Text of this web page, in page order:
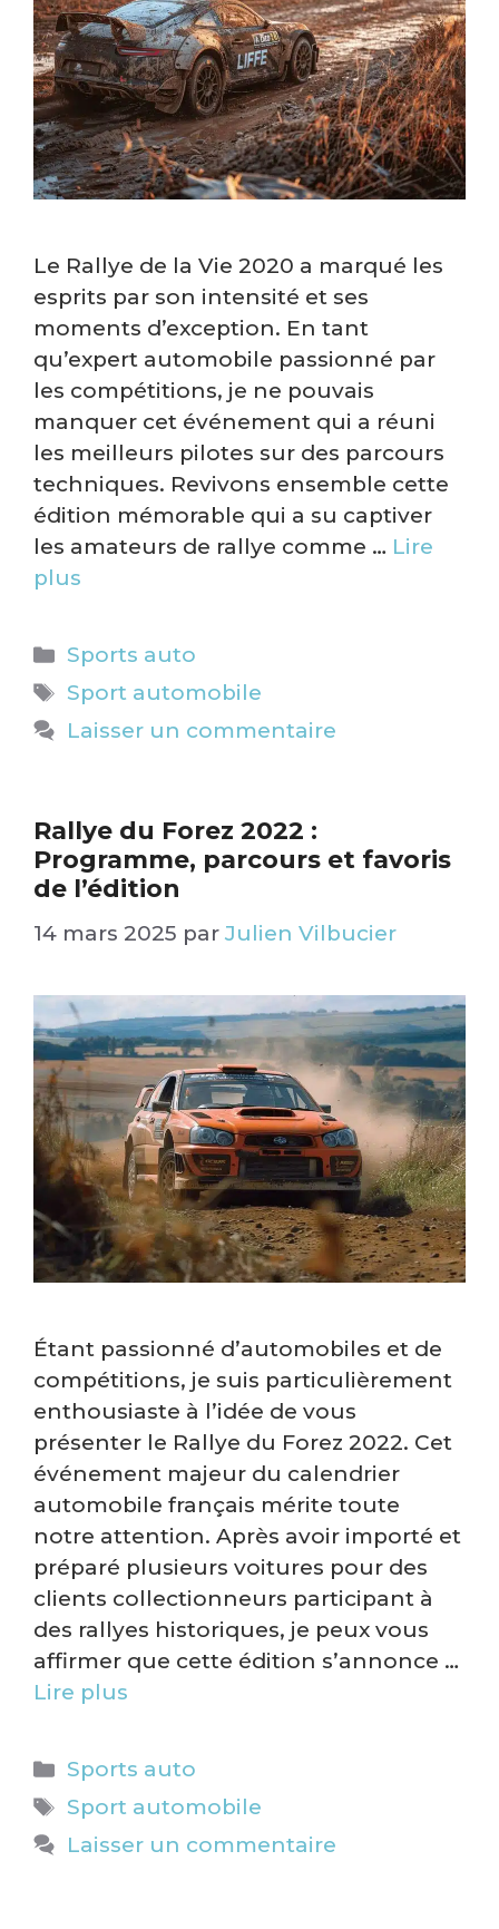
Le Rallye de la Vie 2020 a marqué les
esprits par son intensité et ses
moments d’exception. En tant
qu’expert automobile passionné par
les compétitions, je ne pouvais
manquer cet événement qui a réuni
les meilleurs pilotes sur des parcours
techniques. Revivons ensemble cette
édition mémorable qui a su captiver
les amateurs de rallye comme … Lire
plus
Catégories
Sports auto
Étiquettes
Sport automobile
Laisser un commentaire
Rallye du Forez 2022 :
Programme, parcours et favoris
de l’édition​
14 mars 2025 par Julien Vilbucier
Étant passionné d’automobiles et de
compétitions, je suis particulièrement
enthousiaste à l’idée de vous
présenter le Rallye du Forez 2022. Cet
événement majeur du calendrier
automobile français mérite toute
notre attention. Après avoir importé et
préparé plusieurs voitures pour des
clients collectionneurs participant à
des rallyes historiques, je peux vous
affirmer que cette édition s’annonce …
Lire plus
Catégories
Sports auto
Étiquettes
Sport automobile
Laisser un commentaire